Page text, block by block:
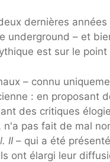
dernières
underground – et
est sur le
– connu
: en proposant
des critiques
pas fait de mal
II – qui a été
ont élargi leur